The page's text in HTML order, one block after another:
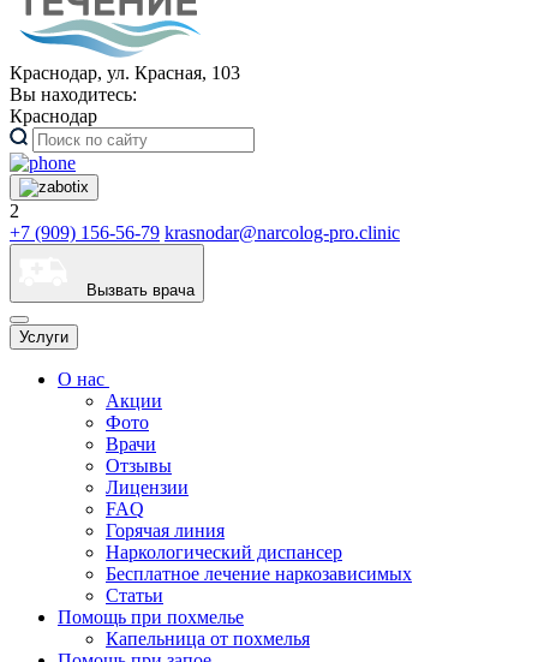
Краснодар, ул. Красная, 103
Вы находитесь:
Краснодар
2
+7 (909) 156-56-79 krasnodar@narcolog-pro.clinic
Вызвать врача
Услуги
О нас
Акции
Фото
Врачи
Отзывы
Лицензии
FAQ
Горячая линия
Наркологический диспансер
Бесплатное лечение наркозависимых
Статьи
Помощь при похмелье
Капельница от похмелья